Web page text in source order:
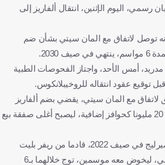
رسمي، اليوم الإثنين، انتقال ألفاريز إلى
توصل لاتفاق مع المان سيتي بشأن ضم
2030.
عاما إلى مدريد، أمس الأحد، واجتاز الفحوصات الطبية
توقيع عقود انتقاله للروخيبلانكوس.
مع المان سيتي، يقضي بضم ألفاريز
مقابل 95 مليون يورو، شاملة 20 مليونا كحوافز إضافية، ليصبح أغلى صفقة بيع
وانضم ألفاريز إلى بطل البريميرليج في صيف 2022، قادما من ريفر بليت
مقابل 14 مليون جنيه إسترليني، ليخوض معه موسمين، توج خلالهما بـ6